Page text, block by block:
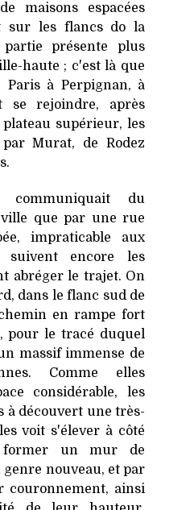
maisons espacées
sur les flancs do la
partie présente plus
haute ; c'est là que
Paris à Perpignan, à
se rejoindre, après
supérieur, les
Murat, de Rodez
du
que par une rue
impraticable aux
encore les
abréger le trajet. On
dans le flanc sud de
en rampe fort
pour le tracé duquel
massif immense de
Comme elles
considérable, les
à découvert une très-
voit s'élever à côté
un mur de
nouveau, et par
couronnement, ainsi